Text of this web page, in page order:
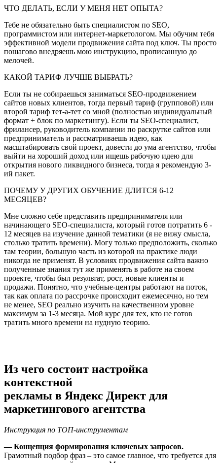
ЧТО ДЕЛАТЬ, ЕСЛИ У МЕНЯ НЕТ ОПЫТА?
Тебе не обязательно быть специалистом по SEO,
программистом или интернет-маркетологом. Мы обучим тебя
эффективной модели продвижения сайта под ключ. Ты просто
пошагово внедряешь мою инструкцию, прописанную до
мелочей.
КАКОЙ ТАРИФ ЛУЧШЕ ВЫБРАТЬ?
Если ты не собираешься заниматься SEO-продвижением
сайтов новых клиентов, тогда первый тариф (групповой) или
второй тариф тет-а-тет со мной (полностью индивидуальный
формат + блок по маркетингу). Если ты SEO-специалист,
фрилансер, руководитель компании по раскрутке сайтов или
предприниматель и рассматриваешь идею, как
масштабировать свой проект, довести до ума агентство, чтобы
выйти на хороший доход или ищешь рабочую идею для
открытия нового ликвидного бизнеса, тогда я рекомендую 3-
ий пакет.
ПОЧЕМУ У ДРУГИХ ОБУЧЕНИЕ ДЛИТСЯ 6-12
МЕСЯЦЕВ?
Мне сложно себе представить предпринимателя или
начинающего SEO-специалиста, который готов потратить 6 -
12 месяцев на изучение данной тематики (я не вижу смысла,
столько тратить времени). Могу только предположить, сколько
там теории, большую часть из которой на практике люди
никогда не применят. В условиях продвижения сайта важно
полученные знания тут же применять в работе на своем
проекте, чтобы был результат, рост, новые клиенты и
продажи. Понятно, что учебные-центры работают на поток,
так как оплата по рассрочке происходит ежемесячно, но тем
не менее, SEO реально изучить на качественном уровне
максимум за 1-3 месяца. Мой курс для тех, кто не готов
тратить много времени на нудную теорию.
Из чего состоит настройка
контекстной
рекламы в Яндекс Директ для
маркетингового агентства
Инструкция по ТОП-инструментам
— Концепция формирования ключевых запросов.
Грамотный подбор фраз – это самое главное, что требуется для